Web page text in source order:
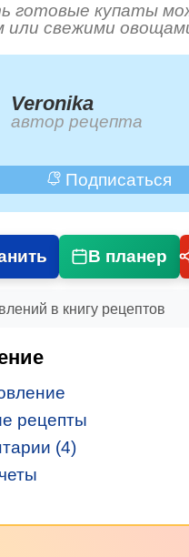
готовые купаты
или свежими
Veronika
автор рецепта
Подписаться
В планер
в книгу рецептов
рецепты
(4)